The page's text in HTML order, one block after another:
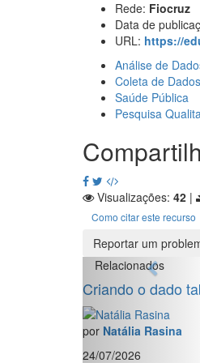
Rede: Fiocruz
Data de
URL: https://
Análise de
Coleta de Dados
Saúde Pública
Pesquisa
Visualizações: 42 |
Como citar este recurso
Reportar um
Relacionados
Criando o dado
por Natália Rasina
24/07/2026